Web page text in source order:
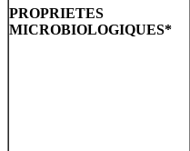
PROPRIETES
MICROBIOLOGIQUES*